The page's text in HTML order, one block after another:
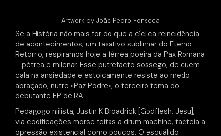
Artwork by João Pedro Fonseca
Se a História não mais for do que a cíclica reincidência
de acontecimentos, um taxativo sublinhar do Eterno
Retorno, respiramos hoje a férrea poeira da Pax Romana
– pétrea e milenar. Esse putrefacto sossego, de quem
cala na ansiedade e estoicamente resiste ao medo
abraçado, nutre «Paz Podre», o terceiro tema do
debutante EP de RA.
Pedagogo niilista, Justin K Broadrick [Godflesh, Jesu],
via codificações morse feitas a drum machine, tacteia a
opressão existencial como poucos. O esquálido